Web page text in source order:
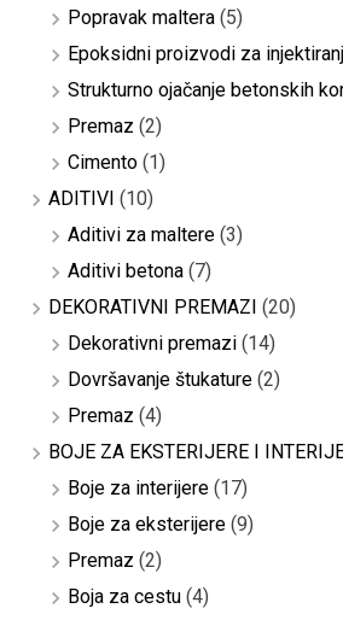
Popravak maltera (5)
Epoksidni proizvodi za
Strukturno ojačanje betonskih
Premaz (2)
Cimento (1)
ADITIVI (10)
Aditivi za maltere (3)
Aditivi betona (7)
DEKORATIVNI PREMAZI (20)
Dekorativni premazi (14)
Dovršavanje štukature (2)
Premaz (4)
BOJE ZA EKSTERIJERE I
Boje za interijere (17)
Boje za eksterijere (9)
Premaz (2)
Boja za cestu (4)